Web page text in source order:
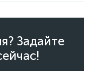
Задайте